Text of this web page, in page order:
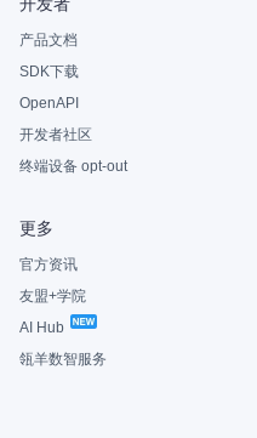
开发者
产品文档
SDK下载
OpenAPI
开发者社区
终端设备 opt-out
更多
官方资讯
友盟+学院
AI Hub
瓴羊数智服务